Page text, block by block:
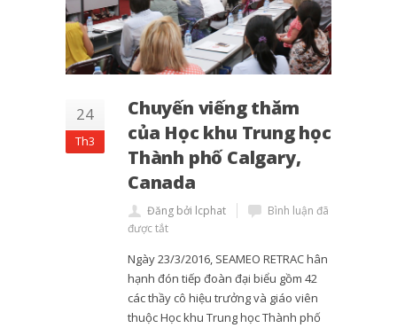
24
Th3
Chuyến viếng thăm
của Học khu Trung học
Thành phố Calgary,
Canada
Đăng bởi lcphat
Bình luận đã
được tắt
Ngày 23/3/2016, SEAMEO RETRAC hân
hạnh đón tiếp đoàn đại biểu gồm 42
các thầy cô hiệu trưởng và giáo viên
thuộc Học khu Trung học Thành phố